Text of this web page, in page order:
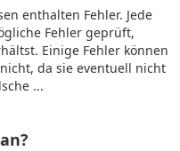
enthalten Fehler. Jede
Fehler geprüft,
Einige Fehler können
da sie eventuell nicht
...